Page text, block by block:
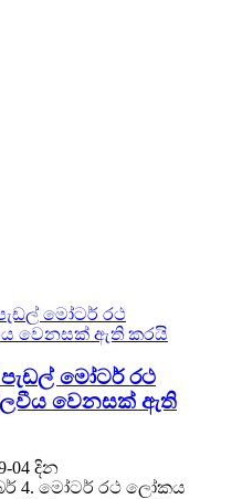
මෝටර් රථ
වෙනසක් ඇති
04 දින
4. මෝටර් රථ ලෝකය